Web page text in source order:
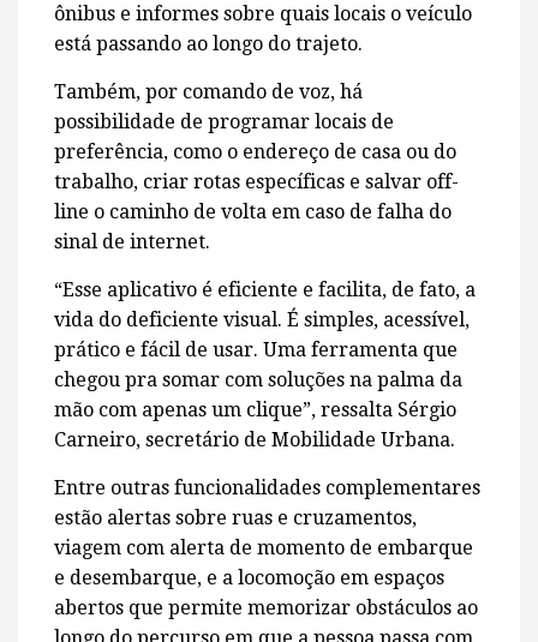
ônibus e informes sobre quais locais o veículo
está passando ao longo do trajeto.
Também, por comando de voz, há
possibilidade de programar locais de
preferência, como o endereço de casa ou do
trabalho, criar rotas específicas e salvar off-
line o caminho de volta em caso de falha do
sinal de internet.
“Esse aplicativo é eficiente e facilita, de fato, a
vida do deficiente visual. É simples, acessível,
prático e fácil de usar. Uma ferramenta que
chegou pra somar com soluções na palma da
mão com apenas um clique”, ressalta Sérgio
Carneiro, secretário de Mobilidade Urbana.
Entre outras funcionalidades complementares
estão alertas sobre ruas e cruzamentos,
viagem com alerta de momento de embarque
e desembarque, e a locomoção em espaços
abertos que permite memorizar obstáculos ao